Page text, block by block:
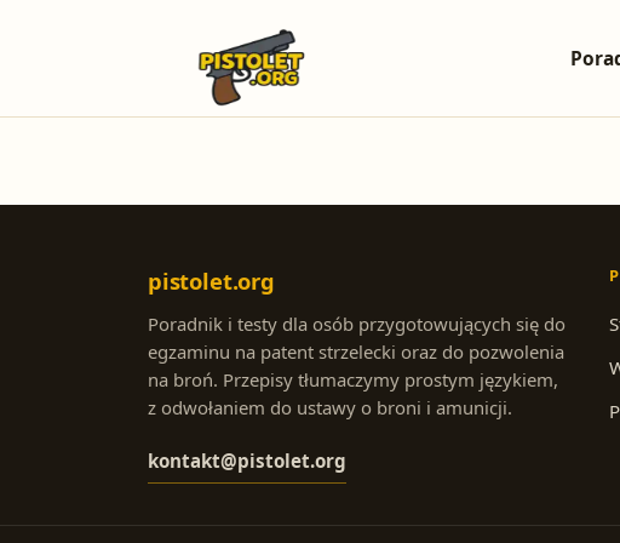
pistolet.org
Poradnik i testy dla osób przygotowujących się do
egzaminu na patent strzelecki oraz do pozwolenia
na broń. Przepisy tłumaczymy prostym językiem,
z odwołaniem do ustawy o broni i amunicji.
kontakt@pistolet.org